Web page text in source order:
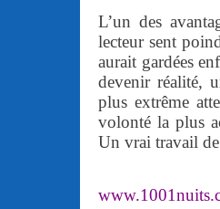
L’un des
lecteur sent
aurait gardées
devenir réalité,
plus extrême
volonté la plus
Un vrai travail